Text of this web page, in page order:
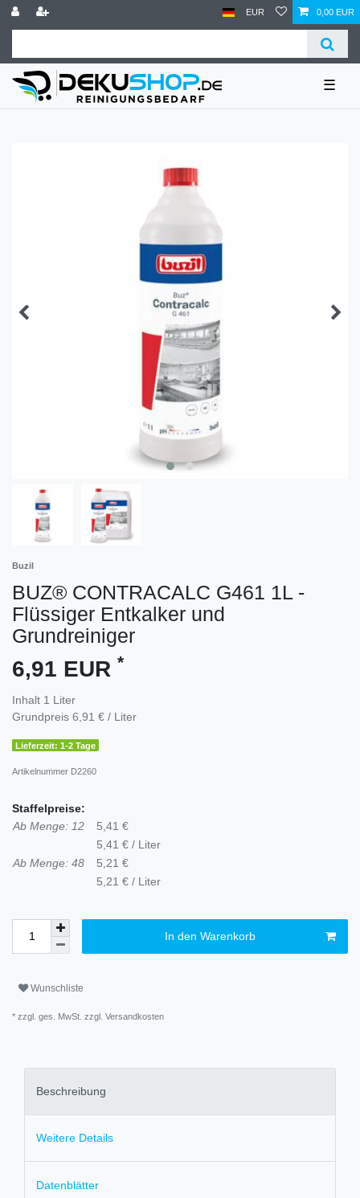
EUR 0,00 EUR
☰
Buzil
BUZ® CONTRACALC G461 1L -
Flüssiger Entkalker und
Grundreiniger
6,91 EUR *
Inhalt 1 Liter
Grundpreis 6,91 € / Liter
Lieferzeit: 1-2 Tage
Artikelnummer D2260
Staffelpreise:
Ab Menge: 12
5,41 €
5,41 € / Liter
Ab Menge: 48
5,21 €
5,21 € / Liter
In den Warenkorb
Wunschliste
* zzgl. ges. MwSt. zzgl. Versandkosten
Beschreibung
Weitere Details
Datenblätter